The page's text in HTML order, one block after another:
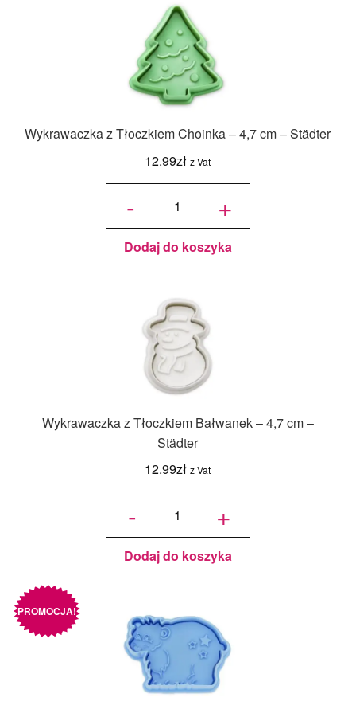
Wykrawaczka z Tłoczkiem Choinka – 4,7 cm – Städter
12.99zł z Vat
-
ilość
z Tłoczkiem
Choinka - 4,7
cm - Städter +
Dodaj do koszyka
Wykrawaczka z Tłoczkiem Bałwanek – 4,7 cm –
Städter
12.99zł z Vat
-
ilość
z Tłoczkiem
Bałwanek -
4,7 cm -
Städter +
Dodaj do koszyka
PROMOCJA!